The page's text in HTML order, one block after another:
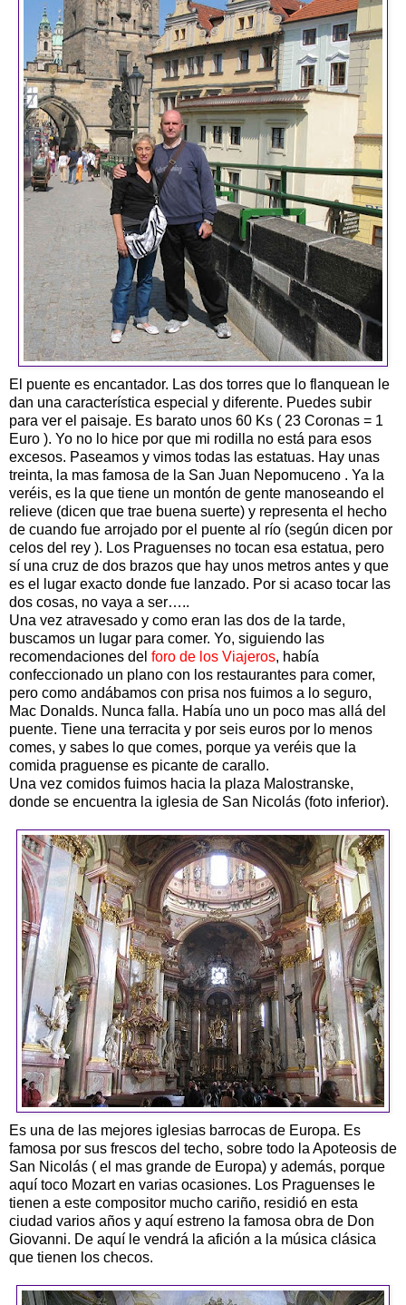
El puente es encantador. Las dos torres que lo flanquean le
dan una característica especial y diferente. Puedes subir
para ver el paisaje. Es barato unos 60 Ks ( 23 Coronas = 1
Euro ). Yo no lo hice por que mi rodilla no está para esos
excesos. Paseamos y vimos todas las estatuas. Hay unas
treinta, la mas famosa de la San Juan Nepomuceno . Ya la
veréis, es la que tiene un montón de gente manoseando el
relieve (dicen que trae buena suerte) y representa el hecho
de cuando fue arrojado por el puente al río (según dicen por
celos del rey ). Los Praguenses no tocan esa estatua, pero
sí una cruz de dos brazos que hay unos metros antes y que
es el lugar exacto donde fue lanzado. Por si acaso tocar las
dos cosas, no vaya a ser…..
Una vez atravesado y como eran las dos de la tarde,
buscamos un lugar para comer. Yo, siguiendo las
recomendaciones del foro de los Viajeros, había
confeccionado un plano con los restaurantes para comer,
pero como andábamos con prisa nos fuimos a lo seguro,
Mac Donalds. Nunca falla. Había uno un poco mas allá del
puente. Tiene una terracita y por seis euros por lo menos
comes, y sabes lo que comes, porque ya veréis que la
comida praguense es picante de carallo.
Una vez comidos fuimos hacia la plaza Malostranske,
donde se encuentra la iglesia de San Nicolás (foto inferior).
Es una de las mejores iglesias barrocas de Europa. Es
famosa por sus frescos del techo, sobre todo la Apoteosis de
San Nicolás ( el mas grande de Europa) y además, porque
aquí toco Mozart en varias ocasiones. Los Praguenses le
tienen a este compositor mucho cariño, residió en esta
ciudad varios años y aquí estreno la famosa obra de Don
Giovanni. De aquí le vendrá la afición a la música clásica
que tienen los checos.